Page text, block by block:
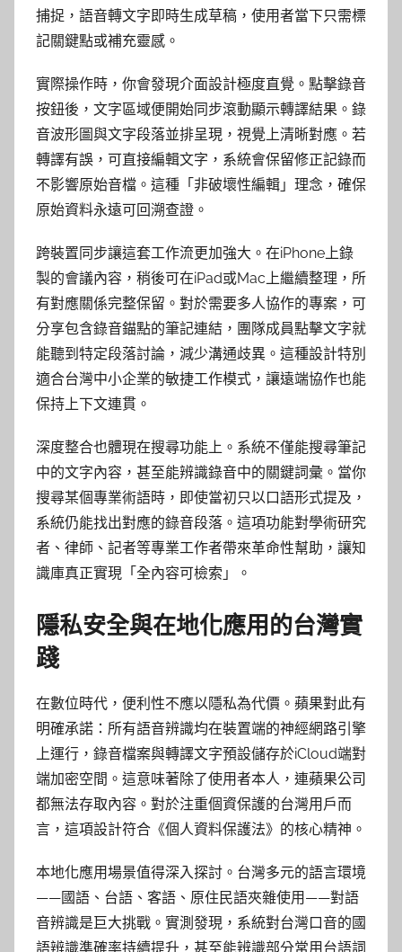
捕捉，語音轉文字即時生成草稿，使用者當下只需標
記關鍵點或補充靈感。
實際操作時，你會發現介面設計極度直覺。點擊錄音
按鈕後，文字區域便開始同步滾動顯示轉譯結果。錄
音波形圖與文字段落並排呈現，視覺上清晰對應。若
轉譯有誤，可直接編輯文字，系統會保留修正記錄而
不影響原始音檔。這種「非破壞性編輯」理念，確保
原始資料永遠可回溯查證。
跨裝置同步讓這套工作流更加強大。在iPhone上錄
製的會議內容，稍後可在iPad或Mac上繼續整理，所
有對應關係完整保留。對於需要多人協作的專案，可
分享包含錄音錨點的筆記連結，團隊成員點擊文字就
能聽到特定段落討論，減少溝通歧異。這種設計特別
適合台灣中小企業的敏捷工作模式，讓遠端協作也能
保持上下文連貫。
深度整合也體現在搜尋功能上。系統不僅能搜尋筆記
中的文字內容，甚至能辨識錄音中的關鍵詞彙。當你
搜尋某個專業術語時，即使當初只以口語形式提及，
系統仍能找出對應的錄音段落。這項功能對學術研究
者、律師、記者等專業工作者帶來革命性幫助，讓知
識庫真正實現「全內容可檢索」。
隱私安全與在地化應用的台灣實
踐
在數位時代，便利性不應以隱私為代價。蘋果對此有
明確承諾：所有語音辨識均在裝置端的神經網路引擎
上運行，錄音檔案與轉譯文字預設儲存於iCloud端對
端加密空間。這意味著除了使用者本人，連蘋果公司
都無法存取內容。對於注重個資保護的台灣用戶而
言，這項設計符合《個人資料保護法》的核心精神。
本地化應用場景值得深入探討。台灣多元的語言環境
——國語、台語、客語、原住民語夾雜使用——對語
音辨識是巨大挑戰。實測發現，系統對台灣口音的國
語辨識準確率持續提升，甚至能辨識部分常用台語詞